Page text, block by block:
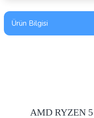
Ürün Bilgisi
AMD RYZEN